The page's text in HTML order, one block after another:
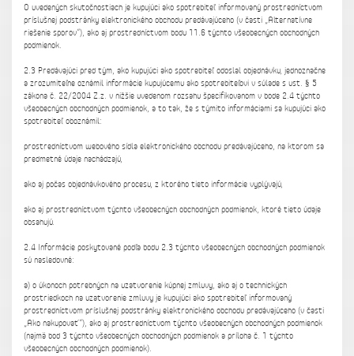
O uvedených skutočnostiach je kupujúci ako spotrebiteľ informovaný prostredníctvom
príslušnej podstránky elektronického obchodu predávajúceho (v časti „Alternatívne
riešenie sporov“), ako aj prostredníctvom bodu 11.6 týchto všeobecných obchodných
podmienok.
2.3 Predávajúci pred tým, ako kupujúci ako spotrebiteľ odoslal objednávku, jednoznačne
a zrozumiteľne oznámil informácie kupujúcemu ako spotrebiteľovi v súlade s ust. § 5
zákona č. 22/2004 Z.z. v nižšie uvedenom rozsahu špecifikovanom v bode 2.4 týchto
všeobecných obchodných podmienok, a to tak, že s týmito informáciami sa kupujúci ako
spotrebiteľ oboznámil:
prostredníctvom webového sídla elektronického obchodu predávajúceho, na ktorom sa
predmetné údaje nachádzajú,
ako aj počas objednávkového procesu, z ktorého tieto informácie vyplývajú,
ako aj prostredníctvom týchto všeobecných obchodných podmienok, ktoré tieto údaje
obsahujú.
2.4 Informácie poskytované podľa bodu 2.3 týchto všeobecných obchodných podmienok
sú nasledovné:
a) o úkonoch potrebných na uzatvorenie kúpnej zmluvy, ako aj o technických
prostriedkoch na uzatvorenie zmluvy je kupujúci ako spotrebiteľ informovaný
prostredníctvom príslušnej podstránky elektronického obchodu predávajúceho (v časti
„Ako nakupovať“), ako aj prostredníctvom týchto všeobecných obchodných podmienok
(najmä bod 3 týchto všeobecných obchodných podmienok a príloha č. 1 týchto
všeobecných obchodných podmienok).